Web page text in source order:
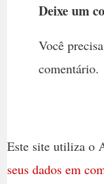
Deixe um
Você
comentário.
Este site utiliza o
seus dados em